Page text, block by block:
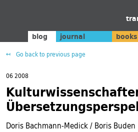
blog journal books
Go back to previous page
06 2008
Doris Bachmann-Medick / Boris Buden